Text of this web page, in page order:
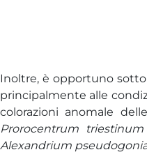
Inoltre, è opportuno
principalmente alle
colorazioni anomale
Prorocentrum triestinum
Alexandrium